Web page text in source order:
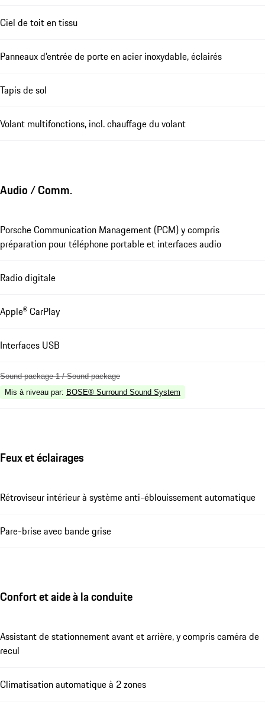
Ciel de toit en tissu
Panneaux d'entrée de porte en acier inoxydable, éclairés
Tapis de sol
Volant multifonctions, incl. chauffage du volant
Audio / Comm.
Porsche Communication Management (PCM) y compris
préparation pour téléphone portable et interfaces audio
Radio digitale
Apple® CarPlay
Interfaces USB
Sound package 1 / Sound package
Mis à niveau par: BOSE® Surround Sound System
Feux et éclairages
Rétroviseur intérieur à système anti-éblouissement automatique
Pare-brise avec bande grise
Confort et aide à la conduite
Assistant de stationnement avant et arrière, y compris caméra de
recul
Climatisation automatique à 2 zones